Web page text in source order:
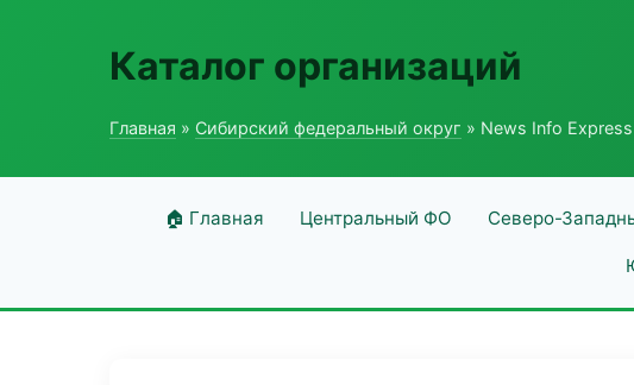
Каталог организаций
Главная » Сибирский федеральный округ » News Info Express
🏠 Главная Центральный ФО Северо-